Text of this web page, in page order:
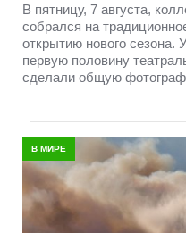
В пятницу, 7 августа,
собрался на
открытию нового сезона.
первую половину
сделали общую
В МИРЕ